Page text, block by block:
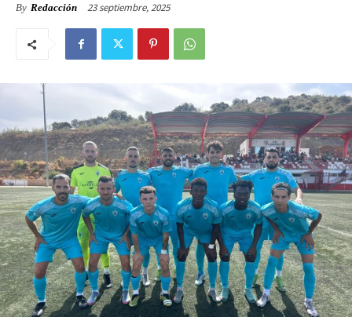
By Redacción 23 septiembre, 2025